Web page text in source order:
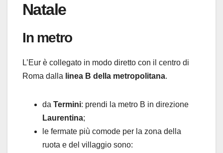
Natale
In metro
L’Eur è collegato in modo diretto con il centro di
Roma dalla linea B della metropolitana.
da Termini: prendi la metro B in direzione
Laurentina;
le fermate più comode per la zona della
ruota e del villaggio sono: